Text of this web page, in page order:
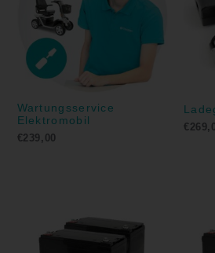
Wartungsservice
Elektromobil
€239,00
€